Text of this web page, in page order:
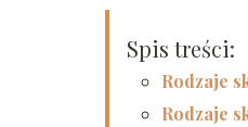
Spis treści:
Rodzaje
Rodzaje